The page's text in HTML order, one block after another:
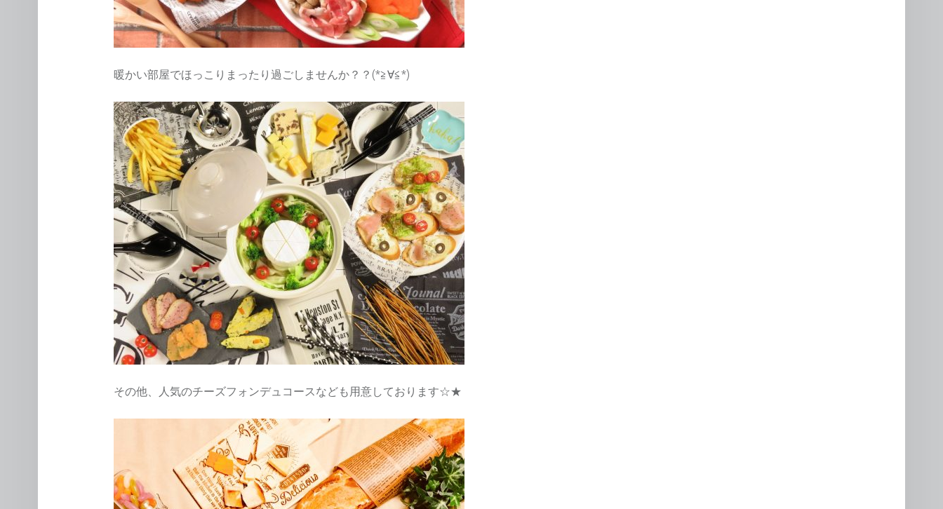
暖かい部屋でほっこりまったり過ごしませんか？？(*≧∀≦*)
その他、人気のチーズフォンデュコースなども用意しております☆★